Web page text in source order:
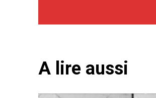
A lire aussi